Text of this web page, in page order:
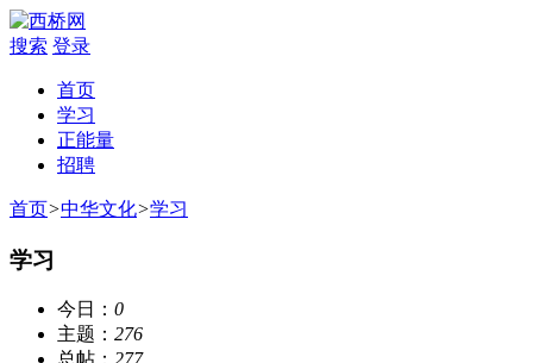
搜索 登录
首页
学习
正能量
招聘
首页>中华文化>学习
学习
今日： 0
主题： 276